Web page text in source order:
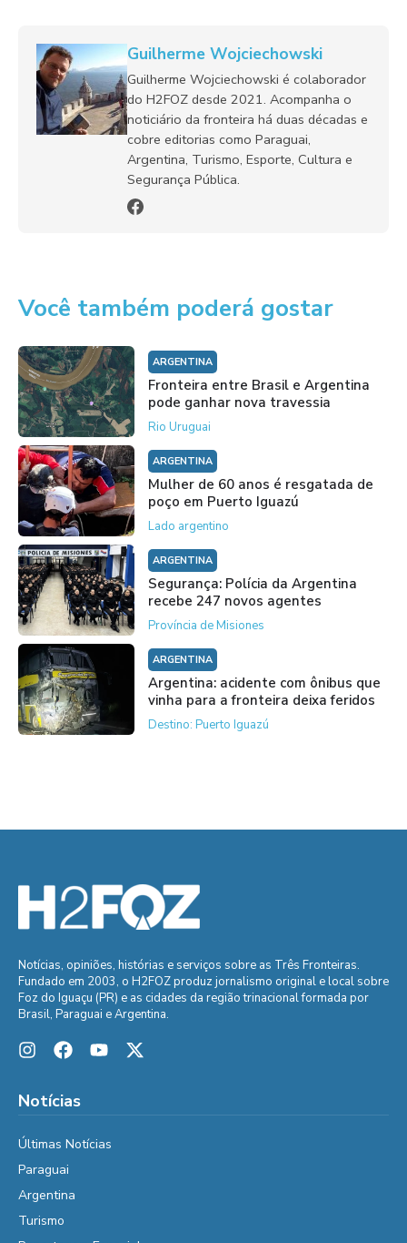
Guilherme Wojciechowski
Guilherme Wojciechowski é colaborador
do H2FOZ desde 2021. Acompanha o
noticiário da fronteira há duas décadas e
cobre editorias como Paraguai,
Argentina, Turismo, Esporte, Cultura e
Segurança Pública.
Você também poderá gostar
ARGENTINA
Fronteira entre Brasil e Argentina
pode ganhar nova travessia
Rio Uruguai
ARGENTINA
Mulher de 60 anos é resgatada de
poço em Puerto Iguazú
Lado argentino
ARGENTINA
Segurança: Polícia da Argentina
recebe 247 novos agentes
Província de Misiones
ARGENTINA
Argentina: acidente com ônibus que
vinha para a fronteira deixa feridos
Destino: Puerto Iguazú
Notícias, opiniões, histórias e serviços sobre as Três Fronteiras.
Fundado em 2003, o H2FOZ produz jornalismo original e local sobre
Foz do Iguaçu (PR) e as cidades da região trinacional formada por
Brasil, Paraguai e Argentina.
Notícias
Últimas Notícias
Paraguai
Argentina
Turismo